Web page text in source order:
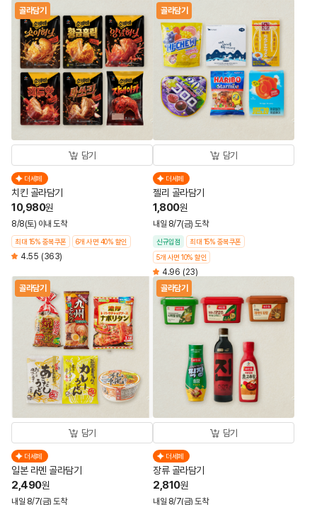
골라담기
담기
더세페
치킨 골라담기
10,980원
8/8(토) 이내 도착
최대 15% 중복쿠폰 6개 사면 40% 할인
4.55 (363)
골라담기
담기
더세페
젤리 골라담기
1,800원
내일 8/7(금) 도착
신규입점
최대 15% 중복쿠폰
5개 사면 10% 할인
4.96 (23)
골라담기
담기
더세페
일본 라멘 골라담기
2,490원
내일 8/7(금) 도착
골라담기
담기
더세페
장류 골라담기
2,810원
내일 8/7(금) 도착